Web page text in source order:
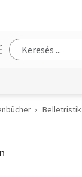
Belletristik